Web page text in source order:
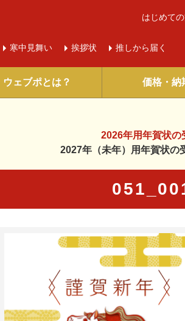
寒中 見舞い 挨拶状 推しから届く
はじめて
ウェブポとは？ 価格・納
2026年用年賀状の
2027年（未年）用年賀状の